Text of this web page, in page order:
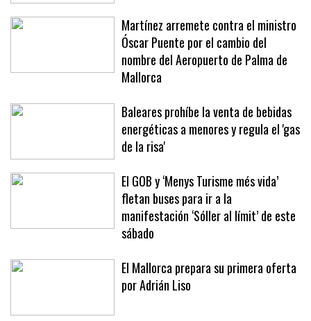
Martínez arremete contra el ministro
Óscar Puente por el cambio del
nombre del Aeropuerto de Palma de
Mallorca
Baleares prohíbe la venta de bebidas
energéticas a menores y regula el 'gas
de la risa'
El GOB y ‘Menys Turisme més vida’
fletan buses para ir a la
manifestación ‘Sóller al límit’ de este
sábado
El Mallorca prepara su primera oferta
por Adrián Liso